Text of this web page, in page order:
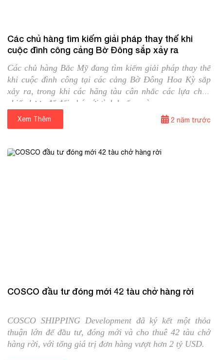
Các chủ hàng tìm kiếm giải pháp thay thế khi
cuộc đình công cảng Bờ Đông sắp xảy ra
Các chủ hàng Bắc Mỹ đang tìm kiếm giải pháp thay thế
khi cuộc đình công tại các cảng Bờ Đông Hoa Kỳ sắp
xảy ra, trong khi các hãng tàu cân nhắc các lựa chọn
chiến lược để đối phó với tình huống này.
Xem Thêm 2 năm trước
COSCO đầu tư đóng mới 42 tàu chở hàng rời
COSCO SHIPPING Development đã ký kết một thỏa
thuận lớn để đầu tư, đóng mới và cho thuê 42 tàu chở
hàng rời, với tổng giá trị đơn hàng vượt hơn 2 tỷ USD.